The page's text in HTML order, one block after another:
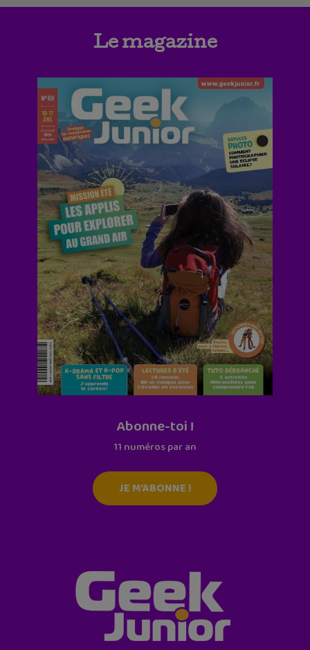
Le magazine
Abonne-toi !
11 numéros par an
JE M'ABONNE !